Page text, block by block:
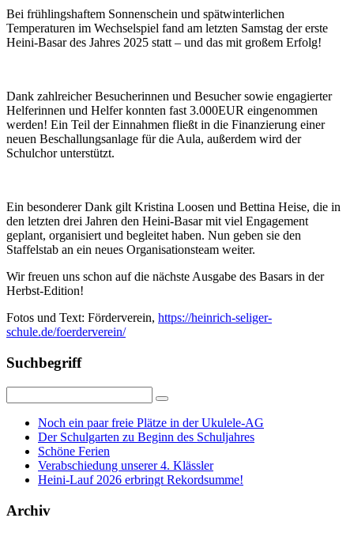
Bei frühlingshaftem Sonnenschein und spätwinterlichen
Temperaturen im Wechselspiel fand am letzten Samstag der erste
Heini-Basar des Jahres 2025 statt – und das mit großem Erfolg!
Dank zahlreicher Besucherinnen und Besucher sowie engagierter
Helferinnen und Helfer konnten fast 3.000EUR eingenommen
werden! Ein Teil der Einnahmen fließt in die Finanzierung einer
neuen Beschallungsanlage für die Aula, außerdem wird der
Schulchor unterstützt.
Ein besonderer Dank gilt Kristina Loosen und Bettina Heise, die in
den letzten drei Jahren den Heini-Basar mit viel Engagement
geplant, organisiert und begleitet haben. Nun geben sie den
Staffelstab an ein neues Organisationsteam weiter.
Wir freuen uns schon auf die nächste Ausgabe des Basars in der
Herbst-Edition!
Fotos und Text: Förderverein, https://heinrich-seliger-
schule.de/foerderverein/
Suchbegriff
Noch ein paar freie Plätze in der Ukulele-AG
Der Schulgarten zu Beginn des Schuljahres
Schöne Ferien
Verabschiedung unserer 4. Klässler
Heini-Lauf 2026 erbringt Rekordsumme!
Archiv